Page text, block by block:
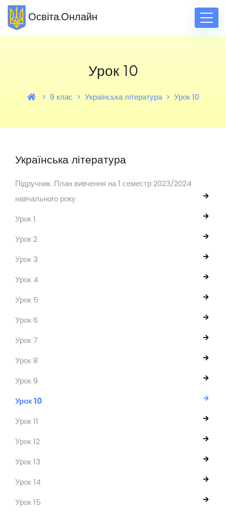
Освіта.Онлайн
Урок 10
9 клас Українська література Урок 10
Українська література
Підручник. План вивчення на 1 семестр 2023/2024
навчального року
Урок 1
Урок 2
Урок 3
Урок 4
Урок 5
Урок 6
Урок 7
Урок 8
Урок 9
Урок 10
Урок 11
Урок 12
Урок 13
Урок 14
Урок 15